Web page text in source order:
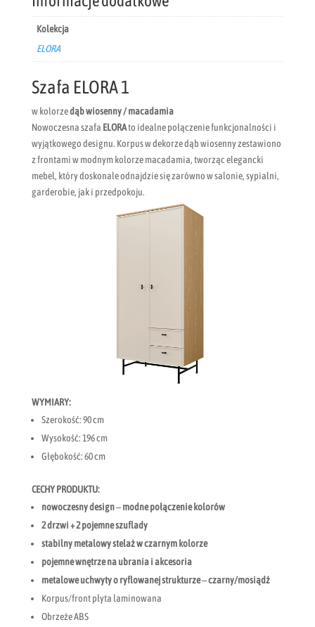
Szafa ELORA 1
w kolorzedąb wiosenny / macadamia
Nowoczesna szafa ELORAto idealne połączenie funkcjonalności i
wyjątkowego designu. Korpus w dekorze dąb wiosenny zestawiono
z frontami w modnym kolorze macadamia, tworząc elegancki
mebel, który doskonale odnajdzie się zarówno w salonie, sypialni,
garderobie, jak i przedpokoju.
WYMIARY:
Szerokość: 90 cm
Wysokość: 196 cm
Głębokość: 60 cm
CECHY PRODUKTU:
nowoczesny design – modne połączenie kolorów
2 drzwi + 2 pojemne szuflady
stabilny metalowy stelaż w czarnym kolorze
pojemne wnętrze na ubrania i akcesoria
metalowe uchwyty o ryflowanej strukturze – czarny/mosiądź
Korpus/front płyta laminowana
Obrzeże ABS
Kolekcja
ELORA